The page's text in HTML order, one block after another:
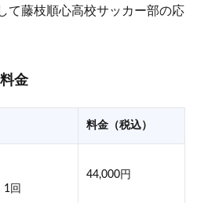
て藤枝順心高校サッカー部の応
金
料金（税込）
1回
44,000円